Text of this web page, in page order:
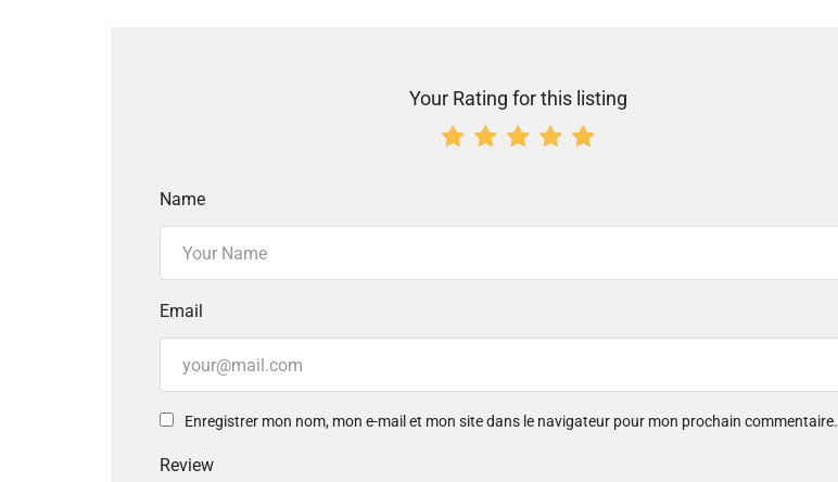
Your Rating for this listing
Name
Email
Enregistrer mon nom, mon e-mail et mon site dans le navigateur pour mon prochain commentaire.
Review